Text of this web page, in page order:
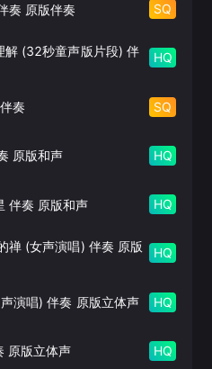
奏 原版伴奏 SQ
解 (32秒童声版片段) 伴
HQ
奏 SQ
原版和声 HQ
伴奏 原版和声 HQ
(女声演唱) 伴奏 原版
HQ
演唱) 伴奏 原版立体声 HQ
原版立体声 HQ